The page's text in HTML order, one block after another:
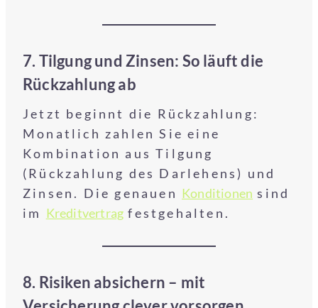
7. Tilgung und Zinsen: So läuft die
Rückzahlung ab
Jetzt beginnt die Rückzahlung:
Monatlich zahlen Sie eine
Kombination aus Tilgung
(Rückzahlung des Darlehens) und
Zinsen. Die genauen Konditionen sind
im Kreditvertrag festgehalten.
8. Risiken absichern – mit